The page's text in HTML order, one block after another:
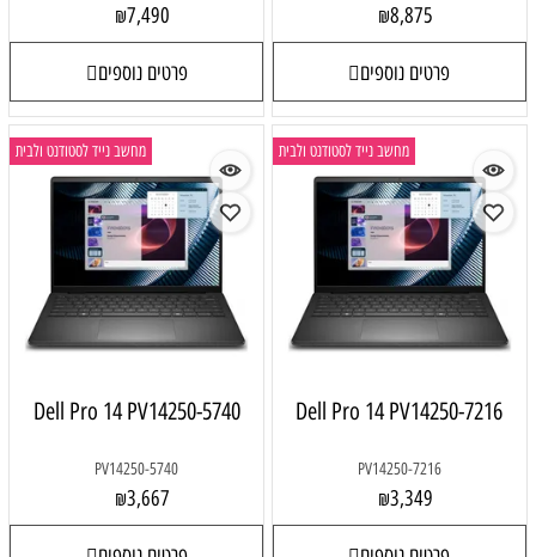
₪8,875
פרטים נוספים
₪7,490
פרטים נוספים
מחשב נייד לסטודנט ולבית
Dell Pro 14 PV14250-7216
PV14250-7216
₪3,349
מחשב נייד לסטודנט ולבית
Dell Pro 14 PV14250-5740
PV14250-5740
₪3,667